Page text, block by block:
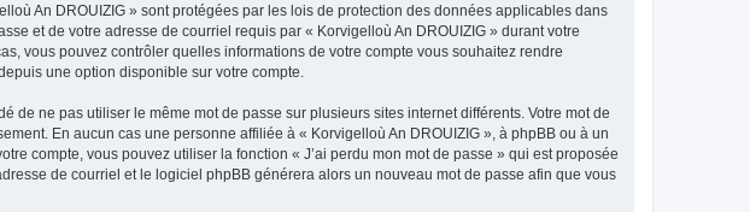
An DROUIZIG » sont protégées par les lois de protection des données applicables dans
et de votre adresse de courriel requis par « Korvigelloù An DROUIZIG » durant votre
vous pouvez contrôler quelles informations de votre compte vous souhaitez rendre
une option disponible sur votre compte.
de ne pas utiliser le même mot de passe sur plusieurs sites internet différents. Votre mot de
En aucun cas une personne affiliée à « Korvigelloù An DROUIZIG », à phpBB ou à un
compte, vous pouvez utiliser la fonction « J’ai perdu mon mot de passe » qui est proposée
de courriel et le logiciel phpBB générera alors un nouveau mot de passe afin que vous